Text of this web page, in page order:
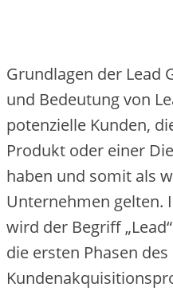
Grundlagen der Lead
und Bedeutung von
potenzielle Kunden,
Produkt oder einer
haben und somit als
Unternehmen gelten.
wird der Begriff
die ersten Phasen des